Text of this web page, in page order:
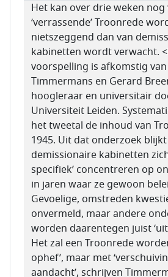
Het kan over drie weken nog
‘verrassende’ Troonrede
nietszeggend dan van
kabinetten wordt verwacht.
voorspelling is afkomstig
Timmermans en Gerard
hoogleraar en universitair
Universiteit Leiden.
het tweetal de inhoud van
1945. Uit dat onderzoek
demissionaire kabinetten
specifiek’ concentreren op
in jaren waar ze gewoon
Gevoelige, omstreden
onvermeld, maar andere
worden daarentegen juist
Het zal een Troonrede
ophef’, maar met
aandacht’, schrijven